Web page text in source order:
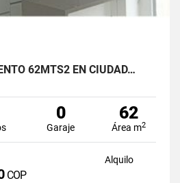
62MTS2 EN CIUDAD…
0
Garaje
62
Área m2
Alquilo
COP